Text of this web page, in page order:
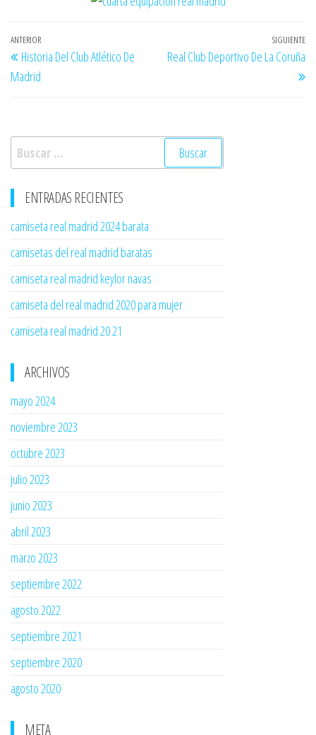
Navegación
de
entradas
Entrada
anterior
ANTERIOR
Historia Del Club Atlético De
Madrid
SIGUIENTE
Real Club Deportivo De La Coruña
Buscar:
ENTRADAS RECIENTES
camiseta real madrid 2024 barata
camisetas del real madrid baratas
camiseta real madrid keylor navas
camiseta del real madrid 2020 para mujer
camiseta real madrid 20 21
ARCHIVOS
mayo 2024
noviembre 2023
octubre 2023
julio 2023
junio 2023
abril 2023
marzo 2023
septiembre 2022
agosto 2022
septiembre 2021
septiembre 2020
agosto 2020
META